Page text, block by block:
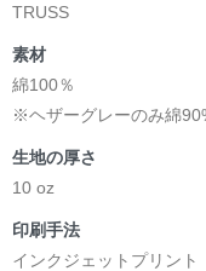
TRUSS
素材
綿100％
※ヘザーグレーのみ綿
生地の厚さ
10 oz
印刷手法
インクジェットプリント